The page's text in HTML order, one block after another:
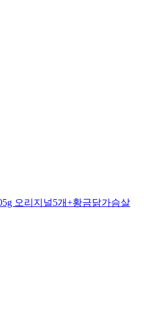
오리지널5개+황금닭가슴살